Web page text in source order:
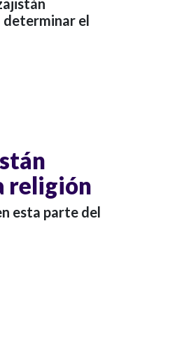
determinar el
religión
esta parte del